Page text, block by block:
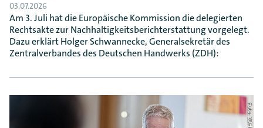
03.07.2026
Am 3. Juli hat die Europäische Kommission die delegierten
Rechtsakte zur Nachhaltigkeitsberichterstattung vorgelegt.
Dazu erklärt Holger Schwannecke, Generalsekretär des
Zentralverbandes des Deutschen Handwerks (ZDH):